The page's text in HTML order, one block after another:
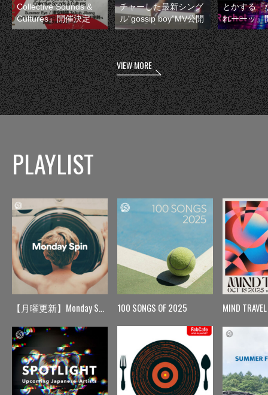
Collective Sounds &
Cultures』開催決定
チャーした最新シング
ル“gossip boy”MV公開
とかする『
れーーッ』
VIEW MORE
PLAYLIST
【月曜更新】Monday Spin 100 SONGS OF 2025 MIND TRAVEL